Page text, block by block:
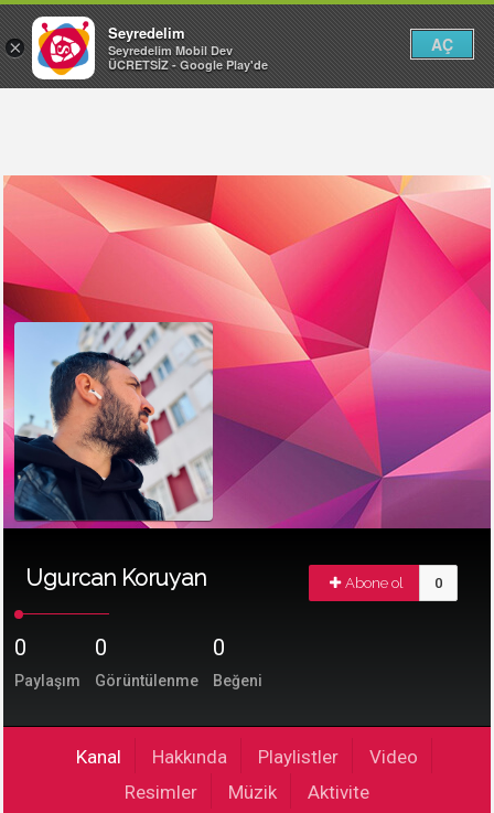
Ugurcan Koruyan Abone ol 0
0
Paylaşım
0
Görüntülenme
0
Beğeni
Kanal Hakkında Playlistler
Video
Resimler
Müzik Aktivite
×
Seyredelim
Seyredelim Mobil Dev
ÜCRETSİZ - Google Play'de
AÇ